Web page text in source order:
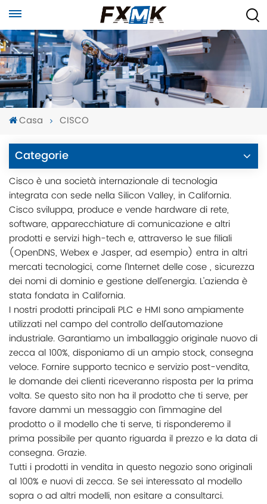
Casa CISCO
Categorie
Cisco è una società internazionale di tecnologia
integrata con sede nella Silicon Valley, in California.
Cisco sviluppa, produce e vende hardware di rete,
software, apparecchiature di comunicazione e altri
prodotti e servizi high-tech e, attraverso le sue filiali
(OpenDNS, Webex e Jasper, ad esempio) entra in altri
mercati tecnologici, come l'Internet delle cose , sicurezza
dei nomi di dominio e gestione dell'energia. L'azienda è
stata fondata in California.
I nostri prodotti principali PLC e HMI sono ampiamente
utilizzati nel campo del controllo dell'automazione
industriale. Garantiamo un imballaggio originale nuovo di
zecca al 100%, disponiamo di un ampio stock, consegna
veloce. Fornire supporto tecnico e servizio post-vendita,
le domande dei clienti riceveranno risposta per la prima
volta. Se questo sito non ha il prodotto che ti serve, per
favore dammi un messaggio con l'immagine del
prodotto o il modello che ti serve, ti risponderemo il
prima possibile per quanto riguarda il prezzo e la data di
consegna. Grazie.
Tutti i prodotti in vendita in questo negozio sono originali
al 100% e nuovi di zecca. Se sei interessato al modello
sopra o ad altri modelli, non esitare a consultarci.